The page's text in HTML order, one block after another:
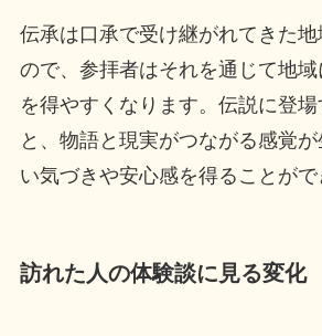
伝承は口承で受け継がれてきた
ので、参拝者はそれを通じて地
を得やすくなります。伝説に登
と、物語と現実がつながる感覚
い気づきや安心感を得ることがで
訪れた人の体験談に見る変化